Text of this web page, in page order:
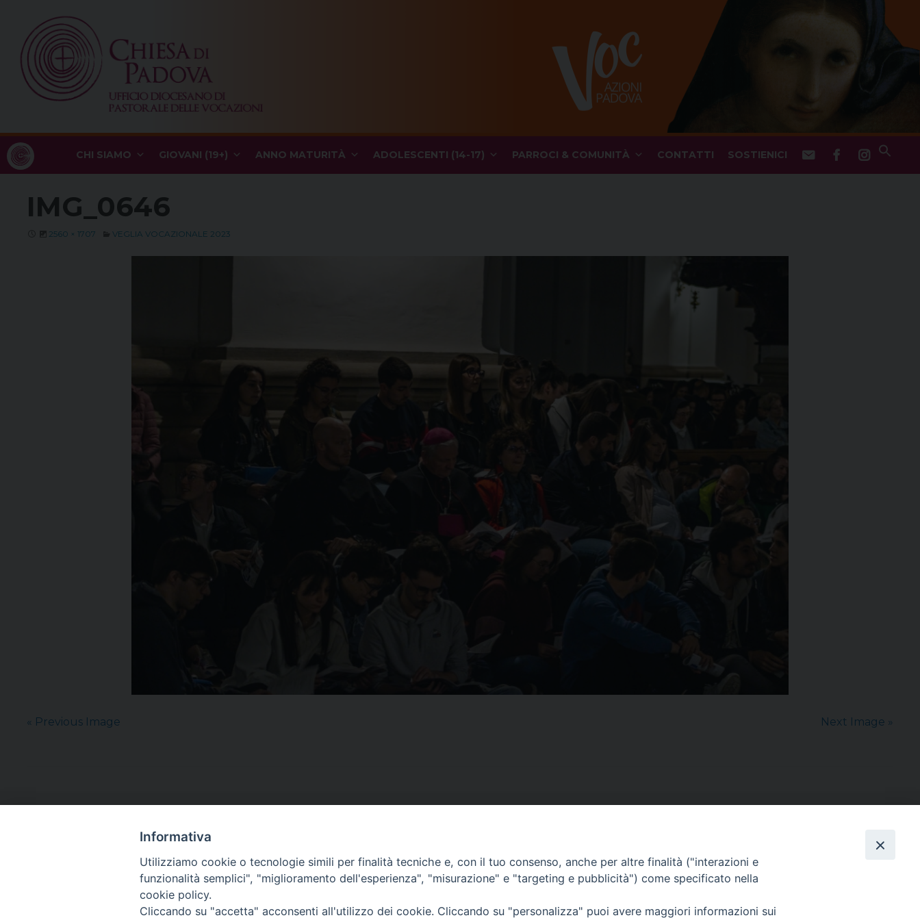
content
CHI SIAMO GIOVANI (19+) ANNO MATURITÀ ADOLESCENTI (14-17) PARROCI & COMUNITÀ CONTATTI SOSTIENICI
IMG_0646
2560 × 1707 VEGLIA VOCAZIONALE 2023
« Previous Image Next Image »
CONTATTI
via Bonporti, 20 – 35141 Padova
via Valmarana, 20 – 35133 Padova
Informativa
Utilizziamo cookie o tecnologie simili per finalità tecniche e, con il tuo consenso, anche per altre finalità ("interazioni e
funzionalità semplici", "miglioramento dell'esperienza", "misurazione" e "targeting e pubblicità") come specificato nella
cookie policy.
Cliccando su "accetta" acconsenti all'utilizzo dei cookie. Cliccando su "personalizza" puoi avere maggiori informazioni sui